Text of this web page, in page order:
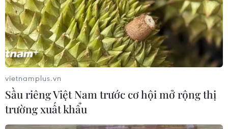
Hàng không nội địa: ''Lò xo bị nén lâu ngày
đã tới lúc bung ra''
05/10/2020 02:24
Các hãng hàng không nội địa đã cơ bản phục hồi toàn
vietnamplus.vn
Sầu riêng Việt Nam trước cơ hội mở rộng thị
trường xuất khẩu